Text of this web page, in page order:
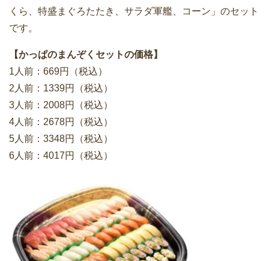
くら、特盛まぐろたたき、サラダ軍艦、コーン」のセット
です。
【かっぱのまんぞくセットの価格】
1人前：669円（税込）
2人前：1339円（税込）
3人前：2008円（税込）
4人前：2678円（税込）
5人前：3348円（税込）
6人前：4017円（税込）